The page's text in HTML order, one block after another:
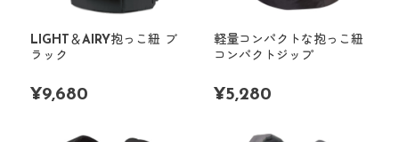
LIGHT＆AIRY抱っこ紐 ブ
ラック
¥9,680
軽量コンパクトな抱っこ紐
コンパクトジップ
¥5,280